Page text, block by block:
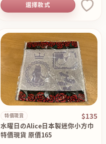
選擇款式
特價現貨 $135
水曜日のAlice日本製迷你小方巾
特價現貨 原價165